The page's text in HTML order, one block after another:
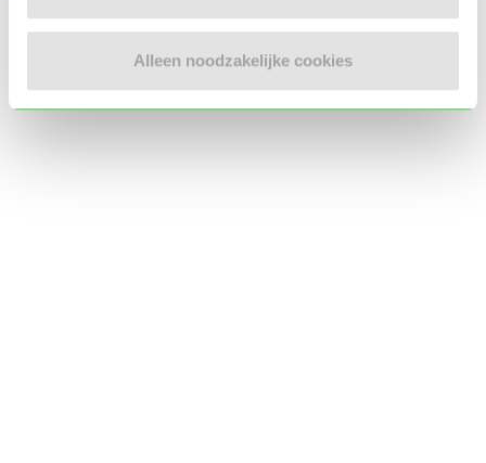
Alleen noodzakelijke cookies
Locatie oppasadres (Rotterdam)